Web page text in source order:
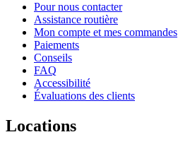
Pour nous contacter
Assistance routière
Mon compte et mes commandes
Paiements
Conseils
FAQ
Accessibilité
Évaluations des clients
Locations